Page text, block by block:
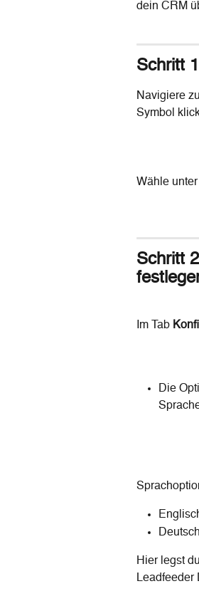
dein CRM
Schritt
Navigiere
Symbol
Wähle unter
Schritt
Im Tab
Die
Deutsch
Hier legst
Leadfeeder